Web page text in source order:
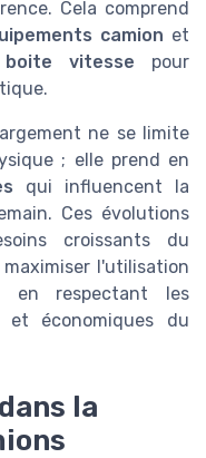
Cela comprend
camion et
boite vitesse pour
ne se limite
; elle prend en
qui influencent la
Ces évolutions
croissants du
l'utilisation
respectant les
et économiques du
la